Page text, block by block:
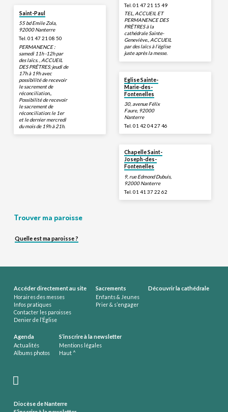
Saint-Paul
55 bd Emile Zola,
92000 Nanterre
Tel. 01 47 21 08 50
PERMANENCE :
samedi 11h -12h par
des laïcs. , ACCUEIL
DES PRÊTRES: jeudi de
17h à 19h avec
possibilité de recevoir
le sacrement de
réconciliation.,
Possibilité de recevoir
le sacrement de
réconciliation: le 1er
et le dernier mercredi
du mois de 19h à 21h.
Tel. 01 47 21 15 49
TEL, ACCUEIL ET
PERMANENCE DES
PRÊTRES à la
cathédrale Sainte-
Geneviève., ACCUEIL
par des laïcs à l’église
juste après la messe.
Eglise Sainte-
Marie-des-
Fontenelles
30, avenue Félix
Faure, 92000
Nanterre
Tel. 01 42 04 27 46
Chapelle Saint-
Joseph-des-
Fontenelles
9, rue Edmond Dubuis,
92000 Nanterre
Tel. 01 41 37 22 62
Trouver ma paroisse
Quelle est ma paroisse ?
Accéder directement au site
Horaires des messes
Infos pratiques
Contacter les paroisses
Denier de l’Église
Sacrements
Enfants & Jeunes
Prier & s’engager
Découvrir la cathédrale
Agenda
Actualités
Albums photos
S’inscrire à la newsletter
Mentions légales
Haut ^
Diocèse de Nanterre